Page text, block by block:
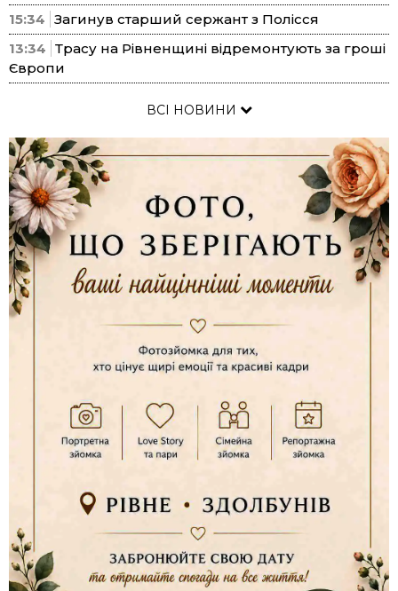
15:34 Загинув старший сержант з Полісся
13:34 Трасу на Рівненщині відремонтують за гроші
Європи
ВСІ НОВИНИ